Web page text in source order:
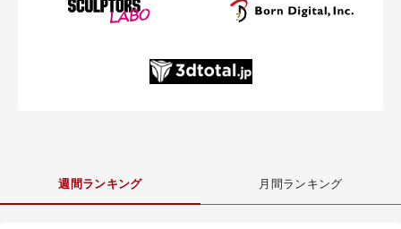
週間ランキング 月間ランキング